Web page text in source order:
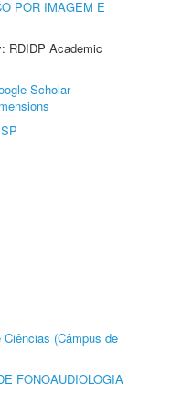
POR IMAGEM E
RDIDP Academic
Scholar
(Câmpus de
FONOAUDIOLOGIA